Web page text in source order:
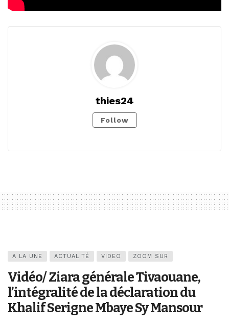
thies24
Follow
A LA UNE ACTUALITÉ VIDEO ZOOM SUR
Vidéo/ Ziara générale Tivaouane,
l’intégralité de la déclaration du
Khalif Serigne Mbaye Sy Mansour